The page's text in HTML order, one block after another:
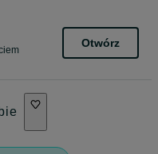
Otwórz